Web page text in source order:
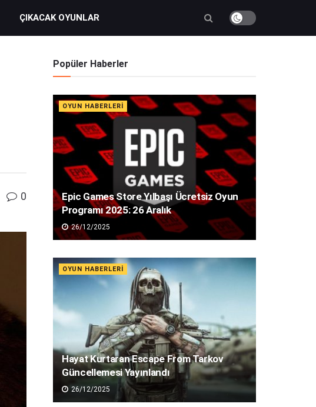
ÇIKACAK OYUNLAR
0
Popüler Haberler
OYUN HABERLERI
Epic Games Store Yılbaşı Ücretsiz Oyun
Programı 2025: 26 Aralık
26/12/2025
OYUN HABERLERI
Hayat Kurtaran Escape From Tarkov
Güncellemesi Yayınlandı
26/12/2025